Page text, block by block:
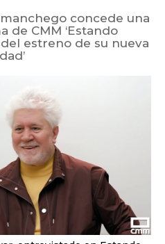
concede una
de CMM ‘Estando
estreno de su nueva